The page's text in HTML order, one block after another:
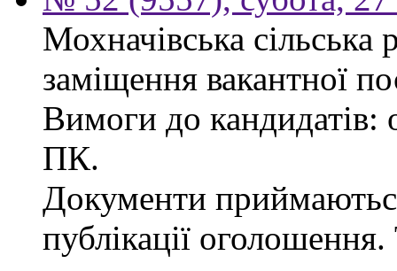
Мохначівська
заміщення вакантної
Вимоги до кандидатів:
ПК.
Документи
публікації